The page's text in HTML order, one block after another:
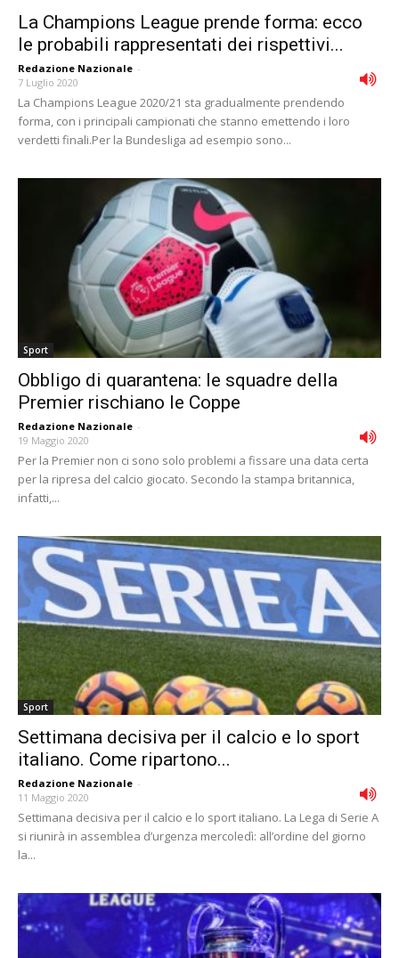
La Champions League prende forma: ecco
le probabili rappresentati dei rispettivi...
Redazione Nazionale -
7 Luglio 2020
La Champions League 2020/21 sta gradualmente prendendo
forma, con i principali campionati che stanno emettendo i loro
verdetti finali.Per la Bundesliga ad esempio sono...
Sport
Obbligo di quarantena: le squadre della
Premier rischiano le Coppe
Redazione Nazionale -
19 Maggio 2020
Per la Premier non ci sono solo problemi a fissare una data certa
per la ripresa del calcio giocato. Secondo la stampa britannica,
infatti,...
Sport
Settimana decisiva per il calcio e lo sport
italiano. Come ripartono...
Redazione Nazionale -
11 Maggio 2020
Settimana decisiva per il calcio e lo sport italiano. La Lega di Serie A
si riunirà in assemblea d’urgenza mercoledì: all’ordine del giorno
la...